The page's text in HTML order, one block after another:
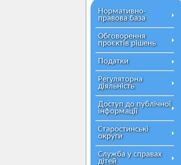
Нормативно-
правова база
Обговорення
проєктів рішень
Податки
Регуляторна
діяльність
Доступ до публічної
інформації
Старостинські
округи
Служба у справах
дітей